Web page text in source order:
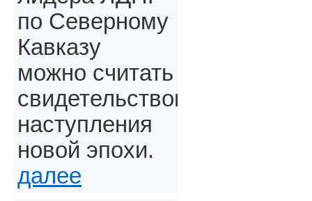
по Северному
Кавказу
можно считать
свидетельством
наступления
новой эпохи.
далее